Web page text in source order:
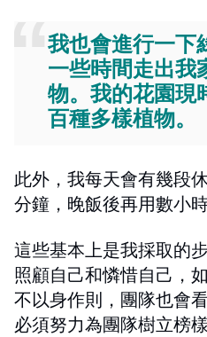
我也會進行一
一些時間走出我
物。我的花園現
百種多樣植物。
此外，我每天會有幾段
分鐘，晚飯後再用數小
這些基本上是我採取的
照顧自己和憐惜自己，
不以身作則，團隊也會
必須努力為團隊樹立榜樣